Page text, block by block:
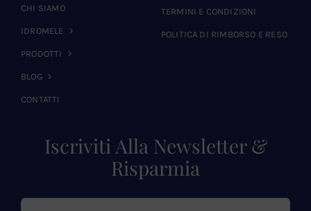
CHI SIAMO
IDROMELE
PRODOTTI
BLOG
CONTATTI
TERMINI E CONDIZIONI
POLITICA DI RIMBORSO E RESO
Iscriviti Alla Newsletter &
Risparmia